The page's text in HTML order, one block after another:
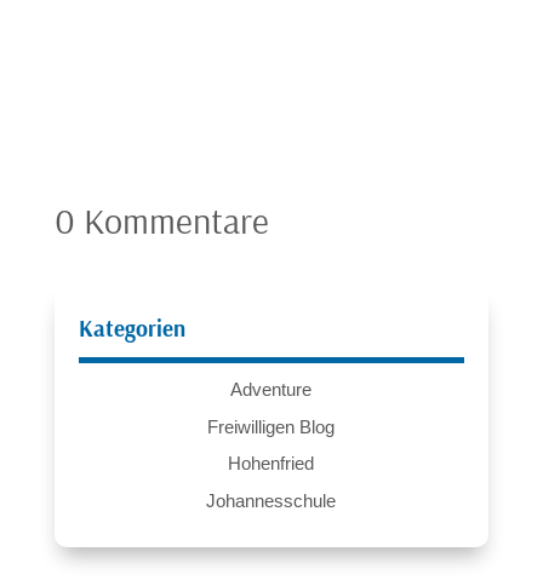
0 Kommentare
Kategorien
Adventure
Freiwilligen Blog
Hohenfried
Johannesschule